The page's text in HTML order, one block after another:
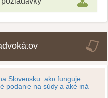
Slovensku: ako funguje
podanie na súdy a aké má